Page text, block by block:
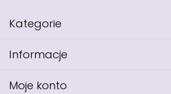
Kategorie
Informacje
Moje konto